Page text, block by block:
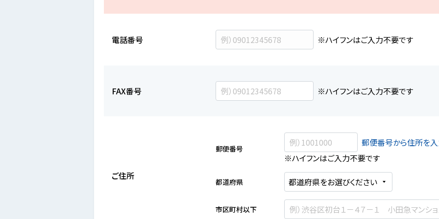
電話番号 ※ハイフンはご入力不要です
FAX番号 ※ハイフンはご入力不要です
ご住所
郵便番号
郵便番号から住所を
※ハイフンはご入力不要です
都道府県
市区町村以下